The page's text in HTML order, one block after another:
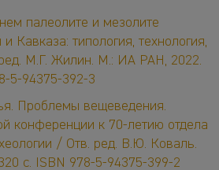
палеолите и мезолите
Кавказа: типология, технология,
М.Г. Жилин. М.: ИА РАН, 2022.
5-94375-392-3
Проблемы вещеведения.
конференции к 70-летию отдела
/ Отв. ред. В.Ю. Коваль.
с. ISBN 978-5-94375-399-2